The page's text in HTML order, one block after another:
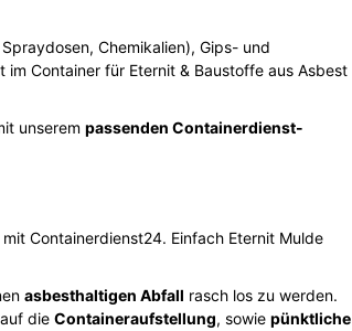
Chemikalien), Gips- und
Container für Eternit & Baustoffe aus Asbest
unserem passenden Containerdienst-
Containerdienst24. Einfach Eternit Mulde
asbesthaltigen Abfall rasch los zu werden.
die Containeraufstellung, sowie pünktliche